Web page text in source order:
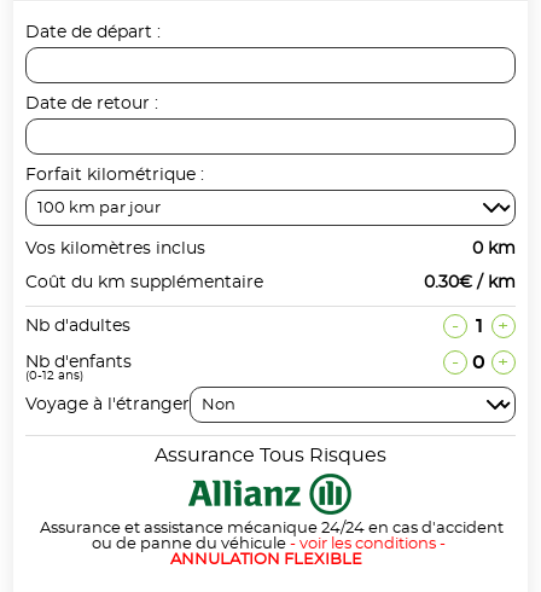
Date de départ :
Date de retour :
Forfait kilométrique :
Vos kilomètres inclus
0 km
Coût du km supplémentaire
0.30€ / km
Nb d'adultes - 1 +
Nb d'enfants
(0-12 ans)
- 0 +
Voyage à l'étranger
Assurance Tous Risques
Assurance et assistance mécanique 24/24 en cas d'accident
ou de panne du véhicule - voir les conditions-
ANNULATION FLEXIBLE